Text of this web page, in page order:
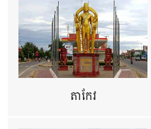
តាកែវ